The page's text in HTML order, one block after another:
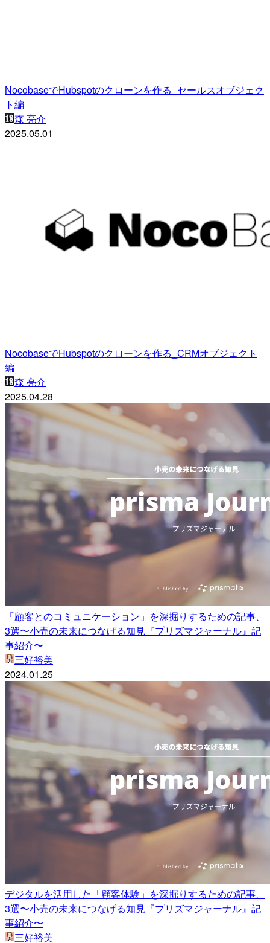
NocobaseでHubspotのクローンを作る_セールスオブジェク
ト編
森 亮介
2025.05.01
NocobaseでHubspotのクローンを作る_CRMオブジェクト
編
森 亮介
2025.04.28
「顧客とのコミュニケーション」を深掘りするための記事、
3選〜小売の未来につなげる知見『プリズマジャーナル』記
事紹介〜
三好裕美
2024.01.25
デジタルを活用した「顧客体験」を深掘りするための記事、
3選〜小売の未来につなげる知見『プリズマジャーナル』記
事紹介〜
三好裕美